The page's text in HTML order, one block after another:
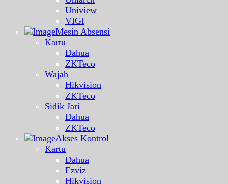
Uniview
VIGI
Mesin Absensi
Kartu
Dahua
ZKTeco
Wajah
Hikvision
ZKTeco
Sidik Jari
Dahua
ZKTeco
Akses Kontrol
Kartu
Dahua
Ezviz
Hikvision